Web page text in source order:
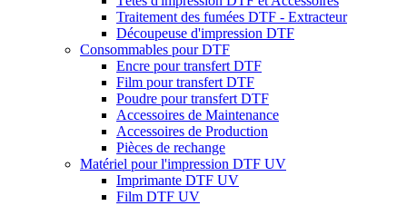
Traitement des fumées DTF - Extracteur
Découpeuse d'impression DTF
Consommables pour DTF
Encre pour transfert DTF
Film pour transfert DTF
Poudre pour transfert DTF
Accessoires de Maintenance
Accessoires de Production
Pièces de rechange
Matériel pour l'impression DTF UV
Imprimante DTF UV
Film DTF UV